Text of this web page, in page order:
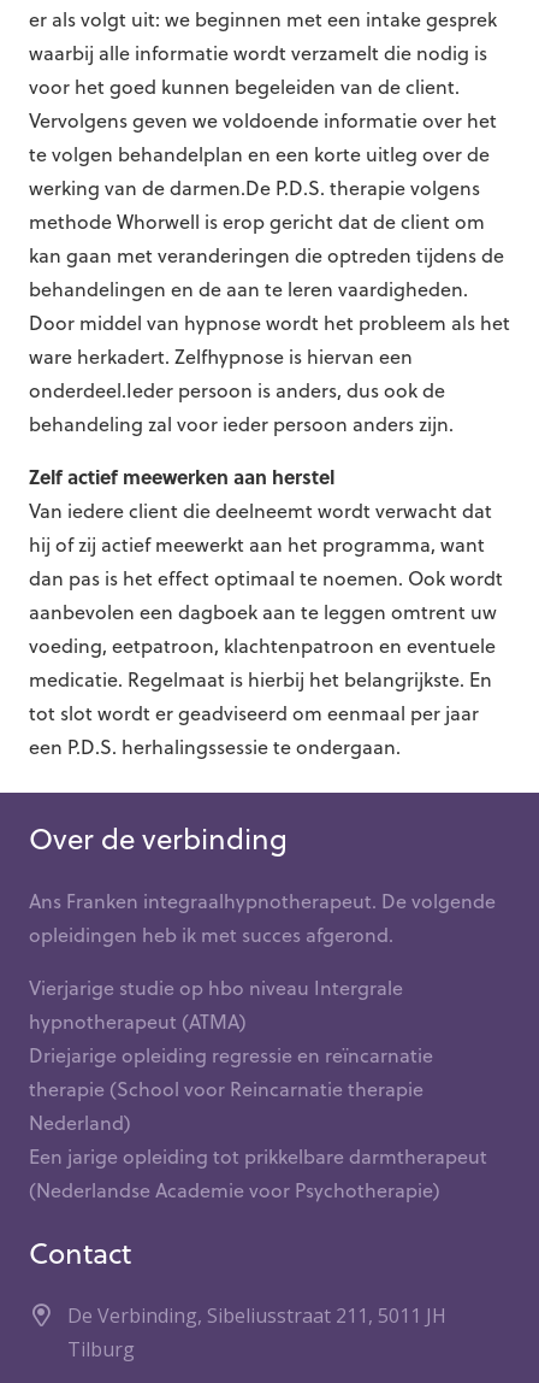
er als volgt uit: we beginnen met een intake gesprek
waarbij alle informatie wordt verzamelt die nodig is
voor het goed kunnen begeleiden van de client.
Vervolgens geven we voldoende informatie over het
te volgen behandelplan en een korte uitleg over de
werking van de darmen.De P.D.S. therapie volgens
methode Whorwell is erop gericht dat de client om
kan gaan met veranderingen die optreden tijdens de
behandelingen en de aan te leren vaardigheden.
Door middel van hypnose wordt het probleem als het
ware herkadert. Zelfhypnose is hiervan een
onderdeel.Ieder persoon is anders, dus ook de
behandeling zal voor ieder persoon anders zijn.
Zelf actief meewerken aan herstel
Van iedere client die deelneemt wordt verwacht dat
hij of zij actief meewerkt aan het programma, want
dan pas is het effect optimaal te noemen. Ook wordt
aanbevolen een dagboek aan te leggen omtrent uw
voeding, eetpatroon, klachtenpatroon en eventuele
medicatie. Regelmaat is hierbij het belangrijkste. En
tot slot wordt er geadviseerd om eenmaal per jaar
een P.D.S. herhalingssessie te ondergaan.
Over de verbinding
Ans Franken integraalhypnotherapeut. De volgende
opleidingen heb ik met succes afgerond.
Vierjarige studie op hbo niveau Intergrale
hypnotherapeut (ATMA)
Driejarige opleiding regressie en reïncarnatie
therapie (School voor Reincarnatie therapie
Nederland)
Een jarige opleiding tot prikkelbare darmtherapeut
(Nederlandse Academie voor Psychotherapie)
Contact
De Verbinding, Sibeliusstraat 211, 5011 JH
Tilburg